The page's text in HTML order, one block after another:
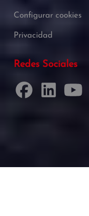
Configurar cookies
Privacidad
Redes Sociales